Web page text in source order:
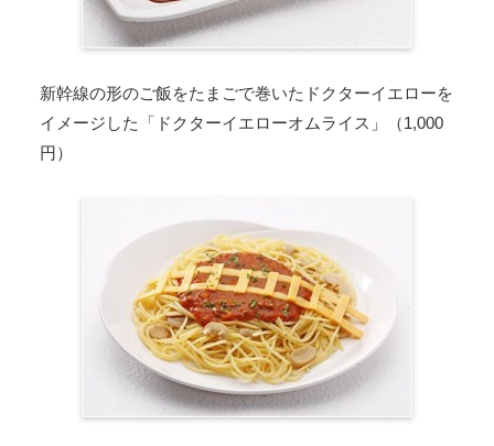
新幹線の形のご飯をたまごで巻いたドクターイエローを
イメージした「ドクターイエローオムライス」（1,000
円）